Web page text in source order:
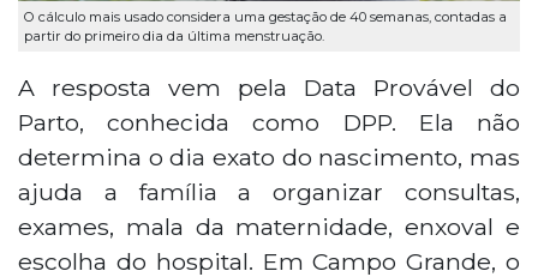
O cálculo mais usado considera uma gestação de 40 semanas, contadas a
partir do primeiro dia da última menstruação.
A resposta vem pela Data Provável do
Parto, conhecida como DPP. Ela não
determina o dia exato do nascimento, mas
ajuda a família a organizar consultas,
exames, mala da maternidade, enxoval e
escolha do hospital. Em Campo Grande, o